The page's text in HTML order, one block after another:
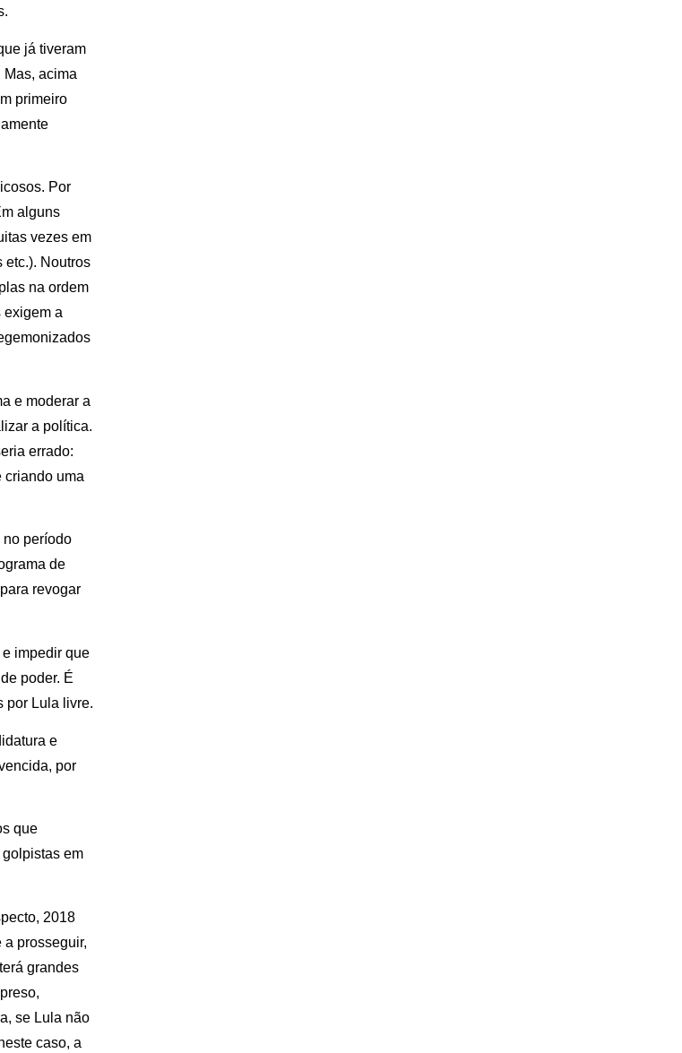
já tiveram
acima
primeiro
Por
alguns
vezes em
etc.). Noutros
na ordem
exigem a
e moderar a
a política.
errado:
criando uma
no período
de
revogar
impedir que
poder. É
por Lula livre.
e
por
que
em
2018
a prosseguir,
grandes
se Lula não
caso, a